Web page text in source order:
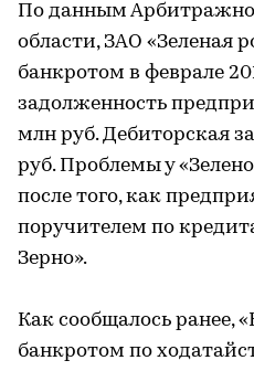
По данным
области, ЗАО «Зеленая
банкротом в феврале
задолженность
млн руб. Дебиторская
руб. Проблемы у
после того, как
поручителем по
Зерно».
Как сообщалось ранее,
банкротом по